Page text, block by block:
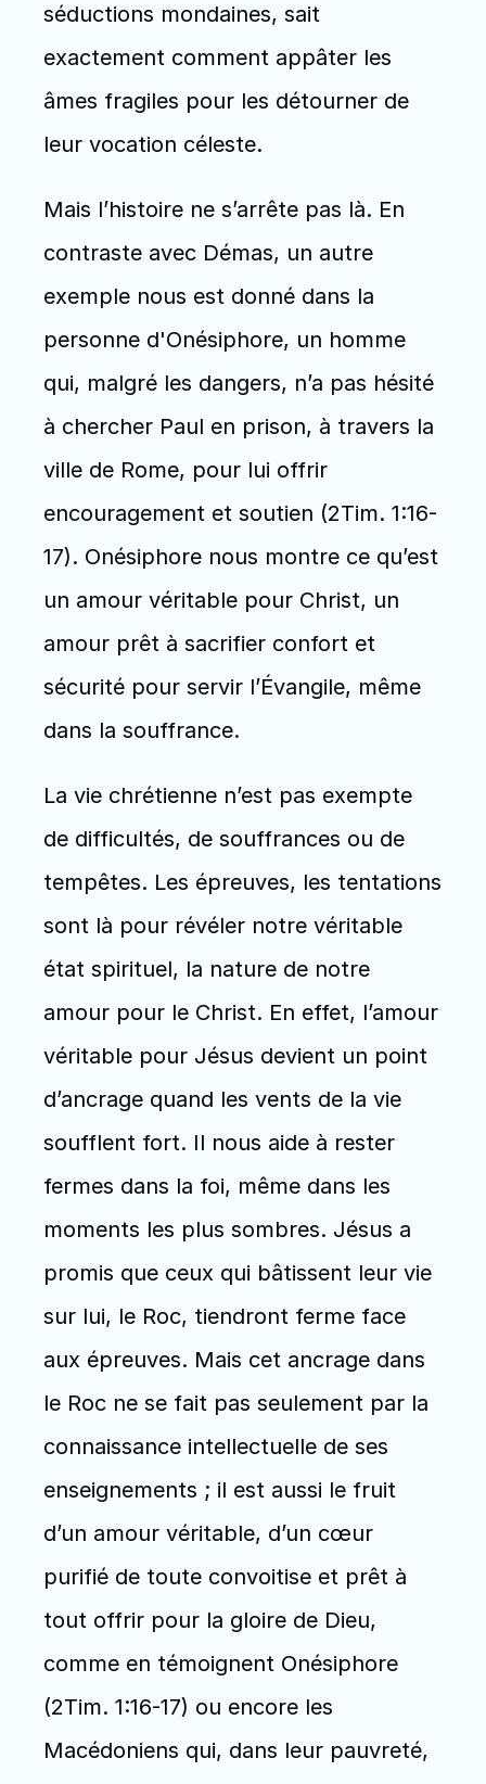
séductions mondaines, sait
exactement comment appâter les
âmes fragiles pour les détourner de
leur vocation céleste.
Mais l’histoire ne s’arrête pas là. En
contraste avec Démas, un autre
exemple nous est donné dans la
personne d'Onésiphore, un homme
qui, malgré les dangers, n’a pas hésité
à chercher Paul en prison, à travers la
ville de Rome, pour lui offrir
encouragement et soutien (2Tim. 1:16-
17). Onésiphore nous montre ce qu’est
un amour véritable pour Christ, un
amour prêt à sacrifier confort et
sécurité pour servir l’Évangile, même
dans la souffrance.
La vie chrétienne n’est pas exempte
de difficultés, de souffrances ou de
tempêtes. Les épreuves, les tentations
sont là pour révéler notre véritable
état spirituel, la nature de notre
amour pour le Christ. En effet, l’amour
véritable pour Jésus devient un point
d’ancrage quand les vents de la vie
soufflent fort. Il nous aide à rester
fermes dans la foi, même dans les
moments les plus sombres. Jésus a
promis que ceux qui bâtissent leur vie
sur lui, le Roc, tiendront ferme face
aux épreuves. Mais cet ancrage dans
le Roc ne se fait pas seulement par la
connaissance intellectuelle de ses
enseignements ; il est aussi le fruit
d’un amour véritable, d’un cœur
purifié de toute convoitise et prêt à
tout offrir pour la gloire de Dieu,
comme en témoignent Onésiphore
(2Tim. 1:16-17) ou encore les
Macédoniens qui, dans leur pauvreté,